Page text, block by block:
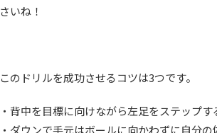
さいね！
このドリルを成功させるコツは3つです。
・背中を目標に向けながら左足をステップ
・ダウンで手元はボールに向かわずに自分